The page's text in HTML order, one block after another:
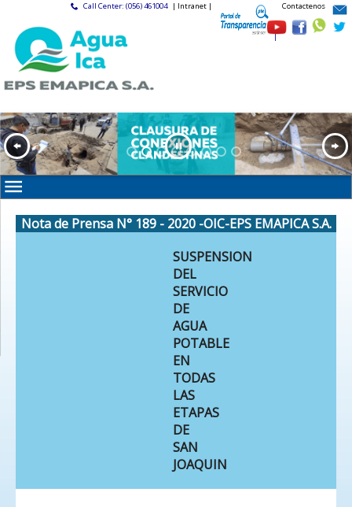
Call Center: (056) 461004 | Intranet |
|
Contactenos
Nota de Prensa N° 189 - 2020 -OIC-EPS EMAPICA S.A.
SUSPENSION
DEL
SERVICIO
DE
AGUA
POTABLE
EN
TODAS
LAS
ETAPAS
DE
SAN
JOAQUIN